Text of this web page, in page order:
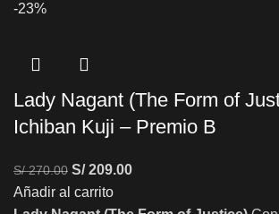
-23%
Lady Nagant (The Form of
Ichiban Kuji – Premio B
S/270.00 S/209.00
Añadir al carrito